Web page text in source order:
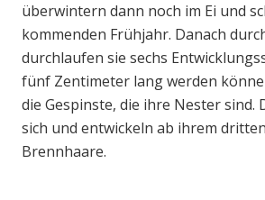
überwintern dann noch im Ei und
kommenden Frühjahr. Danach
durchlaufen sie sechs
fünf Zentimeter lang werden
die Gespinste, die ihre Nester sind.
sich und entwickeln ab ihrem
Brennhaare.